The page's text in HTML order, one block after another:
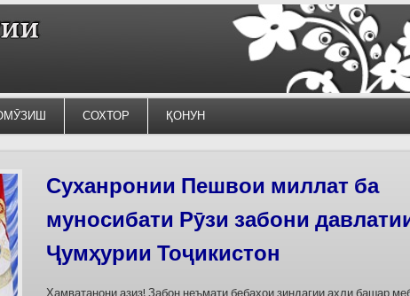
СОХТОР ҚОНУН
Силсилаи ёдгориҳои роҳи
барои сабт дар феҳристи
омода мешаванд
Дар бахшҳои семинар вазъи омодасозии ҳуҷҷатҳои